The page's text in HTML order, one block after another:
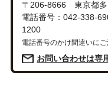
〒206-8666 東京都多
電話番号：042-338-
1200
電話番号のかけ間違いに
お問い合わせは専